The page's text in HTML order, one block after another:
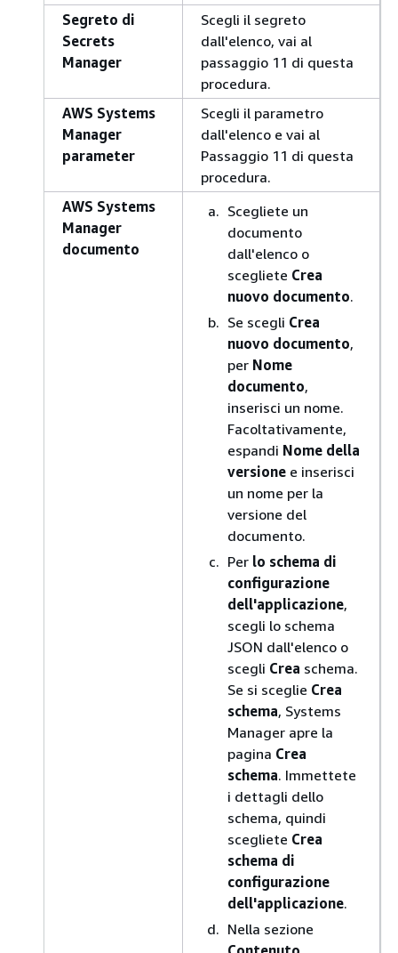
Segreto di
Secrets
Manager
Scegli il segreto
dall'elenco, vai al
passaggio 11 di questa
procedura.
AWS Systems
Manager
parameter
Scegli il parametro
dall'elenco e vai al
Passaggio 11 di questa
procedura.
AWS Systems
Manager
documento
Scegliete un
documento
dall'elenco o
scegliete Crea
nuovo documento.
Se scegli Crea
nuovo documento,
per Nome
documento,
inserisci un nome.
Facoltativamente,
espandi Nome della
versione e inserisci
un nome per la
versione del
documento.
Per lo schema di
configurazione
dell'applicazione,
scegli lo schema
JSON dall'elenco o
scegli Crea schema.
Se si sceglie Crea
schema, Systems
Manager apre la
pagina Crea
schema. Immettete
i dettagli dello
schema, quindi
scegliete Crea
schema di
configurazione
dell'applicazione.
Nella sezione